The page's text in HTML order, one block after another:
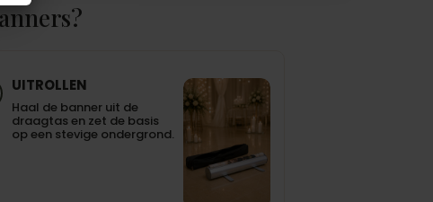
UITROLLEN
Haal de banner uit de
draagtas en zet de basis
op een stevige ondergrond.